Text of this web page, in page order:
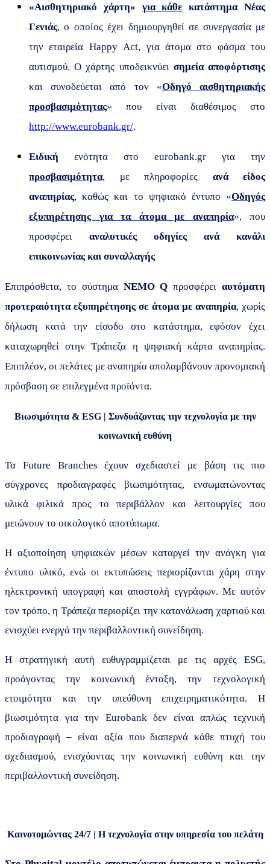
«Αισθητηριακό χάρτη» για κάθε κατάστημα Νέας
Γενιάς, ο οποίος έχει δημιουργηθεί σε συνεργασία με
την εταιρεία Happy Act, για άτομα στο φάσμα του
αυτισμού. Ο χάρτης υποδεικνύει σημεία αποφόρτισης
και συνοδεύεται από τον «Οδηγό αισθητηριακής
προσβασιμότητας» που είναι διαθέσιμος στο
http://www.eurobank.gr/.
Ειδική ενότητα στο eurobank.gr για την
προσβασιμότητα, με πληροφορίες ανά είδος
αναπηρίας, καθώς και το ψηφιακό έντυπο «Οδηγός
εξυπηρέτησης για τα άτομα με αναπηρία», που
προσφέρει αναλυτικές οδηγίες
ανά κανάλι
επικοινωνίας και συναλλαγής
Επιπρόσθετα, το σύστημα NEMO Q προσφέρειαυτόματη
προτεραιότητα εξυπηρέτησης σε άτομα με αναπηρία, χωρίς
δήλωση κατά την είσοδο στο κατάστημα, εφόσον έχει
καταχωρηθεί στην Τράπεζα η ψηφιακή κάρτα αναπηρίας.
Επιπλέον, οι πελάτες με αναπηρία απολαμβάνουν προνομιακή
πρόσβαση σε επιλεγμένα προϊόντα.
Βιωσιμότητα & ESG| Συνδυάζοντας την τεχνολογία με την
κοινωνική ευθύνη
Τα Future Branches έχουν σχεδιαστεί με βάση τις πιο
σύγχρονες προδιαγραφές βιωσιμότητας, ενσωματώνοντας
υλικά φιλικά προς το περιβάλλον και λειτουργίες που
μειώνουν το οικολογικό αποτύπωμα.
Η αξιοποίηση ψηφιακών μέσων καταργεί την ανάγκη για
έντυπο υλικό, ενώ οι εκτυπώσεις περιορίζονται χάρη στην
ηλεκτρονική υπογραφή και αποστολή εγγράφων. Με αυτόν
τον τρόπο, η Τράπεζα περιορίζει την κατανάλωση χαρτιού και
ενισχύει ενεργά την περιβαλλοντική συνείδηση.
Η στρατηγική αυτή ευθυγραμμίζεται με τις αρχές ESG,
προάγοντας την κοινωνική ένταξη, την τεχνολογική
ετοιμότητα και την υπεύθυνη επιχειρηματικότητα. Η
βιωσιμότητα για την Eurobankδεν είναι απλώς τεχνική
προδιαγραφή – είναι αξία που διαπερνά κάθε πτυχή του
σχεδιασμού, ενισχύοντας την κοινωνική ευθύνη και την
περιβαλλοντική συνείδηση.
Καινοτομώντας 24/7 | Η τεχνολογία στην υπηρεσία του πελάτη